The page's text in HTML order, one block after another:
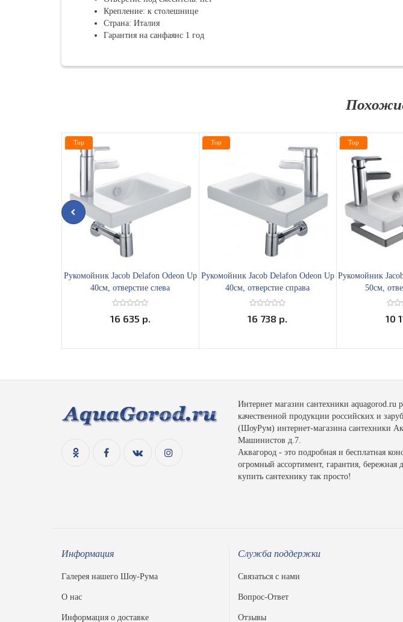
Крепление: к столешнице
Страна: Италия
Гарантия на санфаянс 1 год
Рукомойник Jacob Delafon Odeon Up
40см, отверстие слева
16 635 р.
Top
Рукомойник Jacob Delafon Odeon Up
40см, отверстие справа
16 738 р.
Top
Рукомойник
50см,
10
Top
Интернет магазин сантехники
качественной продукции российских и
(ШоуРум) интернет-магазина сантехники
Машинистов д.7.
Аквагород - это подробная и бесплатная
огромный ассортимент, гарантия, бережная
купить сантехнику так просто!
Информация
Галерея нашего Шоу-Рума
О нас
Информация о доставке
Служба поддержки
Связаться с нами
Вопрос-Ответ
Отзывы